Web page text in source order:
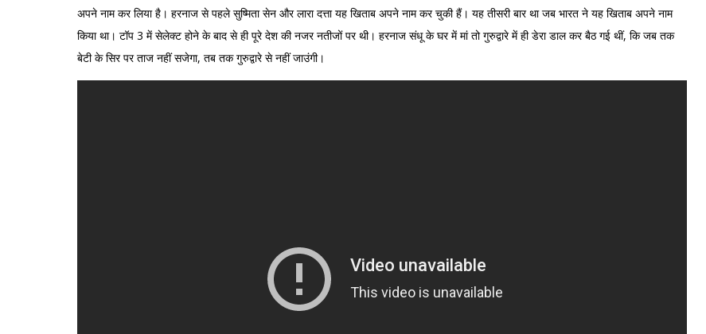
अपने नाम कर लिया है। हरनाज से पहले सुष्मिता सेन और लारा दत्ता यह खिताब अपने नाम कर चुकी हैं। यह तीसरी बार था जब भारत ने यह खिताब अपने नाम
किया था। टॉप 3 में सेलेक्ट होने के बाद से ही पूरे देश की नजर नतीजों पर थी। हरनाज संधू के घर में मां तो गुरुद्वारे में ही डेरा डाल कर बैठ गई थीं, कि जब तक
बेटी के सिर पर ताज नहीं सजेगा, तब तक गुरुद्वारे से नहीं जाउंगी।